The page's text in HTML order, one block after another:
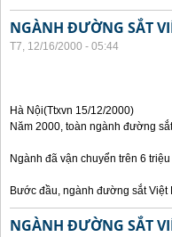
NGÀNH ĐƯỜNG SẮT
T7, 12/16/2000 - 05:44
Hà Nội(Ttxvn 15/12/2000)
Năm 2000, toàn ngành đường
Ngành đã vận chuyển trên 6
Bước đầu, ngành đường sắt Việt
NGÀNH ĐƯỜNG SẮT